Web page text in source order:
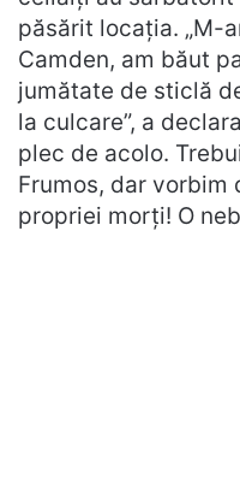
păsărit locația. „M-
Camden, am băut
jumătate de sticlă
la culcare”, a
plec de acolo.
Frumos, dar vorbim
propriei morți! O